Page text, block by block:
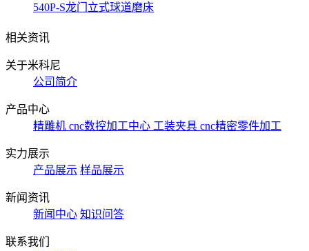
540P-S龙门立式球道磨床
相关资讯
关于米科尼
公司简介
产品中心
精雕机 cnc数控加工中心 工装夹具 cnc精密零件加工
实力展示
产品展示 样品展示
新闻资讯
新闻中心 知识问答
联系我们